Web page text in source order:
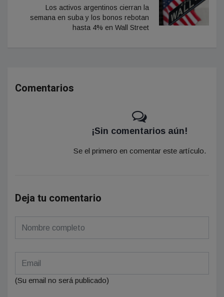
Los activos argentinos cierran la
semana en suba y los bonos rebotan
hasta 4% en Wall Street
Comentarios
¡Sin comentarios aún!
Se el primero en comentar este artículo.
Deja tu comentario
(Su email no será publicado)